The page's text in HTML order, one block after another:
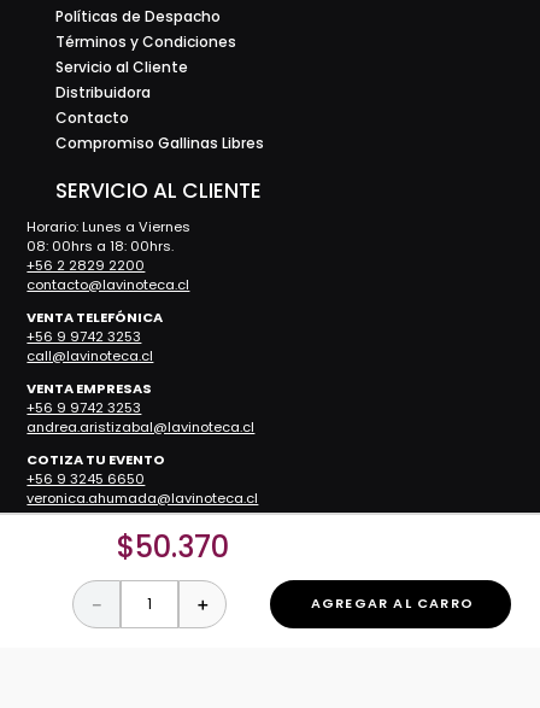
$50.370
＋
－ AGREGAR AL CARRO
Políticas de Despacho
Términos y Condiciones
Servicio al Cliente
Distribuidora
Contacto
Compromiso Gallinas Libres
SERVICIO AL CLIENTE
Horario: Lunes a Viernes
08: 00hrs a 18: 00hrs.
+56 2 2829 2200
contacto@lavinoteca.cl
VENTA TELEFÓNICA
+56 9 9742 3253
call@lavinoteca.cl
VENTA EMPRESAS
+56 9 9742 3253
andrea.aristizabal@lavinoteca.cl
COTIZA TU EVENTO
+56 9 3245 6650
veronica.ahumada@lavinoteca.cl
RESTAURANTES
Reservas
Teléfono: +56 2 2829 2200